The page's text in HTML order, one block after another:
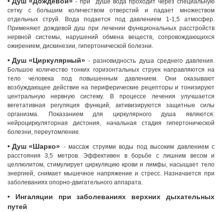
- при душе вода проходит через специальную
сетку с большим количеством отверстий и падает множеством
отдельных струй. Вода подается под давлением 1-1,5 атмосфер.
Применяют дождевой душ при лечении функциональных расстройств
нервной системы, нарушений обмена веществ, сопровождающихся
ожирением, дискинезии, гипертонической болезни.
• Душ «Циркулярный» - разновидность душа среднего давления.
Большое количество тонких горизонтальных струек направляются на
тело человека под повышенным давлением. Они оказывают
возбуждающее действие на периферические рецепторы и тонизируют
центральную нервную систему. В процессе лечения улучшается
вегетативная регуляция функций, активизируются защитные силы
организма. Показанием для циркулярного душа являются:
нейроциркуляторная дистония, начальная стадия гипертонической
болезни, переутомление.
• Душ «Шарко» - массаж струями воды под высоким давлением с
расстояния 3,5 метров. Эффективен в борьбе с лишним весом и
целлюлитом, стимулирует циркуляцию крови и лимфы, насыщает тело
энергией, снимает мышечное напряжение и стресс. Назначается при
заболеваниях опорно-двигательного аппарата.
• Ингаляции при заболеваниях верхних дыхательных
путей